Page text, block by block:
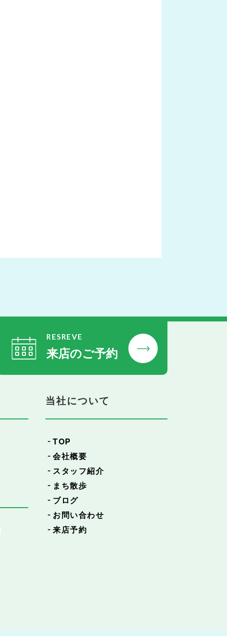
RESREVE
来店のご予約
当社について
TOP
会社概要
スタッフ紹介
まち散歩
ブログ
お問い合わせ
来店予約